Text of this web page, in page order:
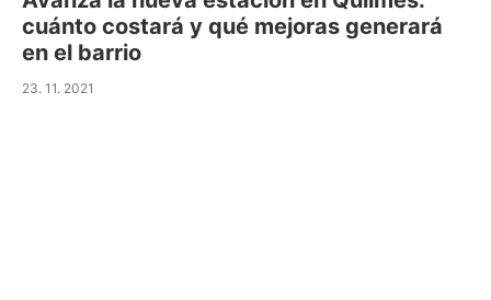
cuánto costará y qué mejoras generará
en el barrio
23. 11. 2021